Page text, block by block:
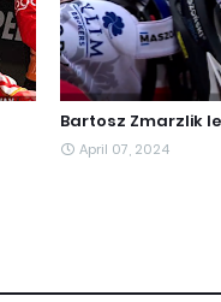
Bartosz Zmarzlik
April 07, 2024